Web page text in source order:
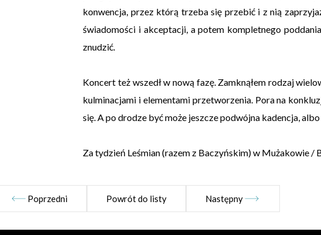
konwencja, przez którą trzeba się przebić i z nią
świadomości i akceptacji, a potem kompletnego
znudzić.
Koncert też wszedł w nową fazę. Zamknąłem rodzaj
kulminacjami i elementami przetworzenia. Pora na
się. A po drodze być może jeszcze podwójna kadencja,
Za tydzień Leśmian (razem z Baczyńskim) w Mużakowie /
Poprzedni Powrót do listy Następny